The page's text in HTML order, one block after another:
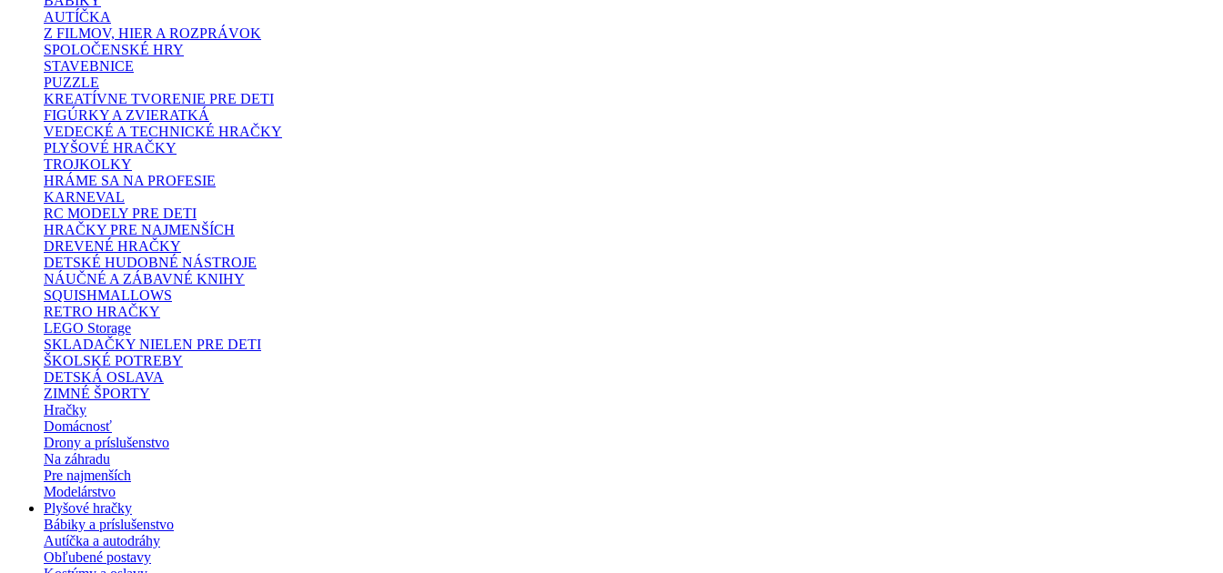
AUTÍČKA
Z FILMOV, HIER A ROZPRÁVOK
SPOLOČENSKÉ HRY
STAVEBNICE
PUZZLE
KREATÍVNE TVORENIE PRE DETI
FIGÚRKY A ZVIERATKÁ
VEDECKÉ A TECHNICKÉ HRAČKY
PLYŠOVÉ HRAČKY
TROJKOLKY
HRÁME SA NA PROFESIE
KARNEVAL
RC MODELY PRE DETI
HRAČKY PRE NAJMENŠÍCH
DREVENÉ HRAČKY
DETSKÉ HUDOBNÉ NÁSTROJE
NÁUČNÉ A ZÁBAVNÉ KNIHY
SQUISHMALLOWS
RETRO HRAČKY
LEGO Storage
SKLADAČKY NIELEN PRE DETI
ŠKOLSKÉ POTREBY
DETSKÁ OSLAVA
ZIMNÉ ŠPORTY
Hračky
Domácnosť
Drony a príslušenstvo
Na záhradu
Pre najmenších
Modelárstvo
Plyšové hračky
Bábiky a príslušenstvo
Autíčka a autodráhy
Obľubené postavy